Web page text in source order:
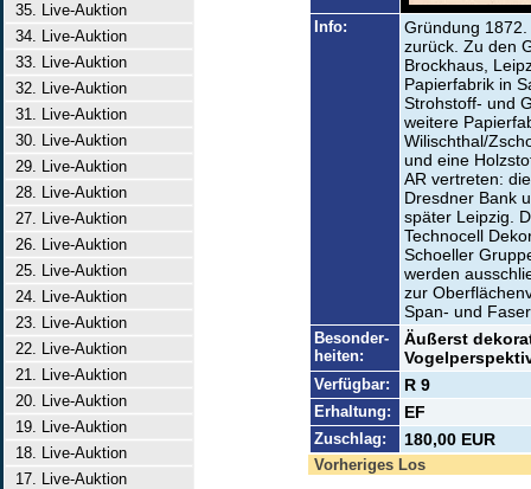
35. Live-Auktion
34. Live-Auktion
33. Live-Auktion
32. Live-Auktion
31. Live-Auktion
30. Live-Auktion
29. Live-Auktion
28. Live-Auktion
27. Live-Auktion
26. Live-Auktion
25. Live-Auktion
24. Live-Auktion
23. Live-Auktion
22. Live-Auktion
21. Live-Auktion
20. Live-Auktion
19. Live-Auktion
18. Live-Auktion
17. Live-Auktion
Info:
Gründung
zurück. Zu den
Brockhaus,
Papierfabrik in
Strohstoff- und
weitere
Wilischthal/
und eine
AR vertreten:
Dresdner Bank
später Leipzig.
Technocell
Schoeller
werden
zur
Span- und
Besonder-
heiten:
Äußerst
Verfügbar: R 9
Erhaltung: EF
Zuschlag: 180,00 EUR
Vorheriges Los